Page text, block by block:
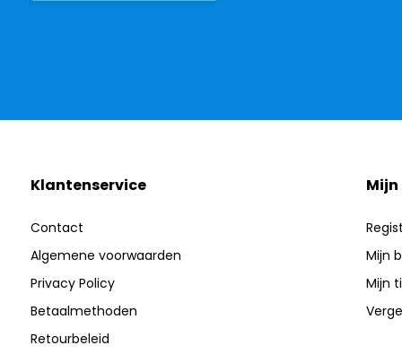
Klantenservice
Contact
Algemene voorwaarden
Privacy Policy
Betaalmethoden
Retourbeleid
Mijn
Mijn